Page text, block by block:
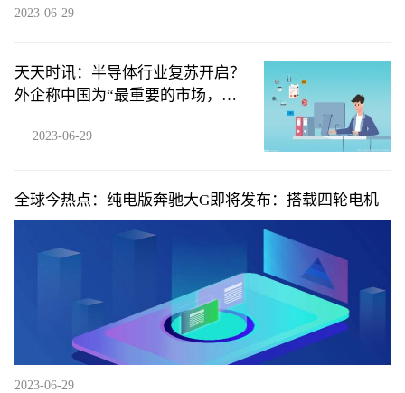
2023-06-29
天天时讯：半导体行业复苏开启？
外企称中国为“最重要的市场，没
2023-06-29
全球今热点：纯电版奔驰大G即将发布：搭载四轮电机
2023-06-29